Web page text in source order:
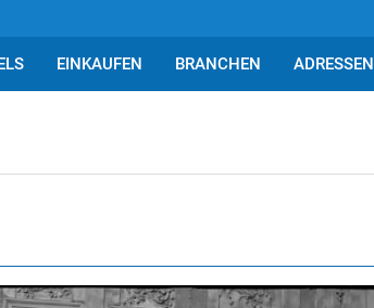
EINKAUFEN BRANCHEN ADRESSEN